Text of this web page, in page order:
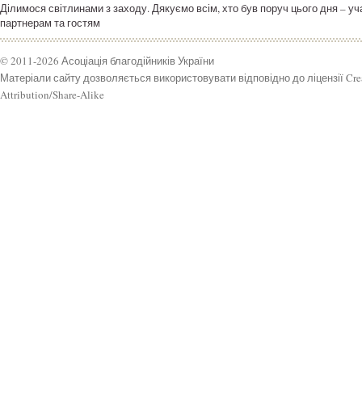
Ділимося світлинами з заходу. Дякуємо всім, хто був поруч цього дня –
партнерам та гостям
© 2011-2026 Асоціація благодійників України
Матеріали сайту дозволяється використовувати відповідно до ліцензії
Attribution/Share-Alike